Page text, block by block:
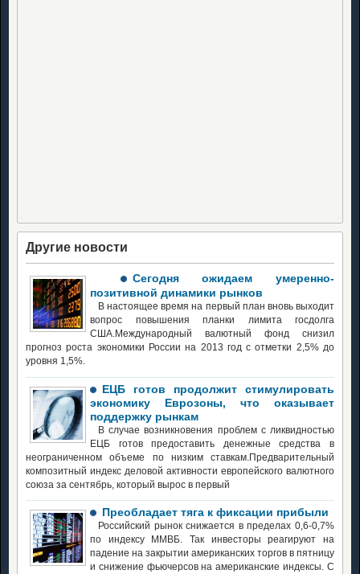
Другие новости
Сегодня ожидаем умеренно-
позитивной динамики рынков
В настоящее время на первый план вновь выходит
вопрос повышения планки лимита госдолга
США.Международный валютный фонд снизил
прогноз роста экономики России на 2013 год с отметки 2,5% до
уровня 1,5%.
ЕЦБ готов продолжит стимулировать
экономику Еврозоны, что оказывает
поддержку рынкам
В случае возникновения проблем с ликвидностью
ЕЦБ готов предоставить денежные средства в
неограниченном объеме по низким ставкам.Предварительный
композитный индекс деловой активности европейского валютного
союза за сентябрь, который вырос в первый
Преобладает тяга к фиксации прибыли
Российский рынок снижается в пределах 0,6-0,7%
по индексу ММВБ. Так инвесторы реагируют на
падение на закрытии американских торгов в пятницу
и снижение фьючерсов на американские индексы. С